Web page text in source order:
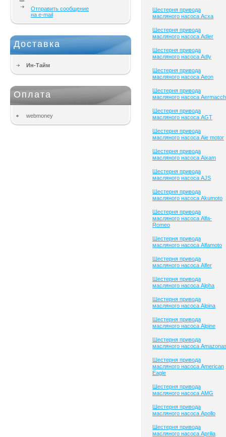
Отправить сообщение
на e-mail
Доставка
Ин-Тайм
Оплата
webmoney
Шестерня привода
масляного насоса Acxa
Шестерня привода
масляного насоса Adler
Шестерня привода
масляного насоса Adly
Шестерня привода
масляного насоса Aeon
Шестерня привода
масляного насоса
Шестерня привода
масляного насоса AGT
Шестерня привода
масляного насоса Aie motor
Шестерня привода
масляного насоса Aixam
Шестерня привода
масляного насоса AJS
Шестерня привода
масляного насоса Akumoto
Шестерня привода
масляного насоса Alfa-
Romeo
Шестерня привода
масляного насоса Alfamoto
Шестерня привода
масляного насоса Alfer
Шестерня привода
масляного насоса Alpha
Шестерня привода
масляного насоса Alpina
Шестерня привода
масляного насоса Alpine
Шестерня привода
масляного насоса
Шестерня привода
масляного насоса American
Eagle
Шестерня привода
масляного насоса AMG
Шестерня привода
масляного насоса Apollo
Шестерня привода
масляного насоса Aprilia